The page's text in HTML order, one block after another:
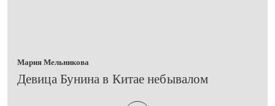
Мария Мельникова
​Девица Бунина в Китае небывалом